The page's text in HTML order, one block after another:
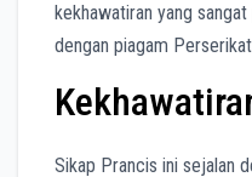
kekhawatiran yang
dengan piagam
Sikap Prancis ini sejalan